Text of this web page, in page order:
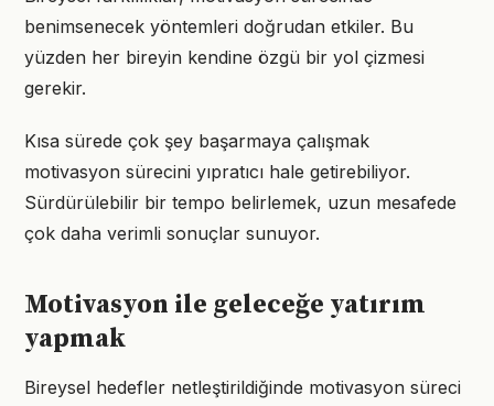
benimsenecek yöntemleri doğrudan etkiler. Bu
yüzden her bireyin kendine özgü bir yol çizmesi
gerekir.
Kısa sürede çok şey başarmaya çalışmak
motivasyon sürecini yıpratıcı hale getirebiliyor.
Sürdürülebilir bir tempo belirlemek, uzun mesafede
çok daha verimli sonuçlar sunuyor.
Motivasyon ile geleceğe yatırım
yapmak
Bireysel hedefler netleştirildiğinde motivasyon süreci